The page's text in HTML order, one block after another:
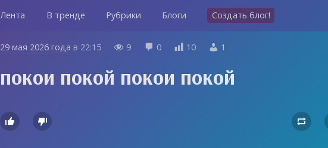
Лента В тренде Рубрики Блоги Создать блог!
29 мая 2026 года в 22:15  9  0  10  1
покои покой покои покой
  